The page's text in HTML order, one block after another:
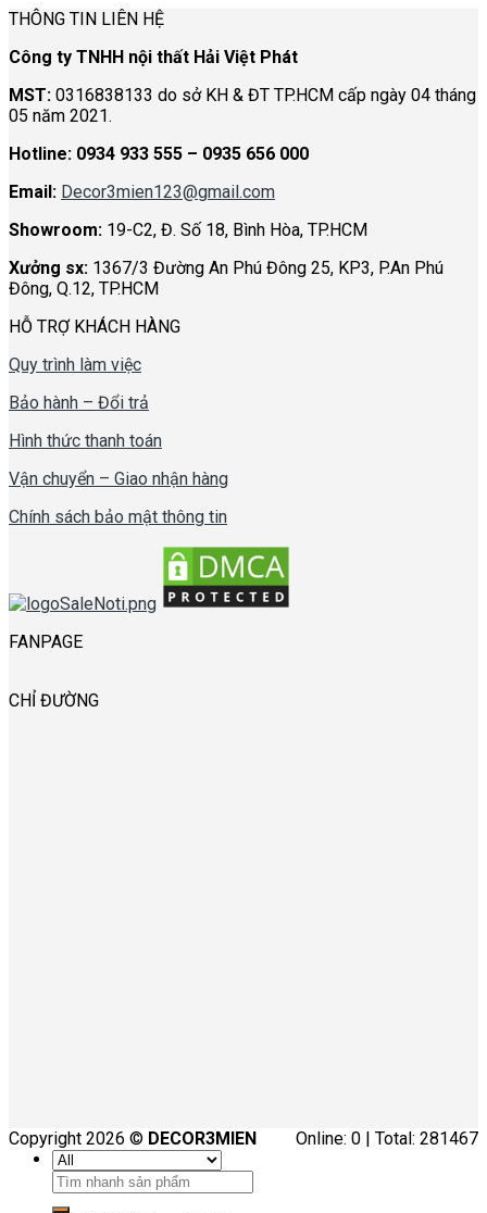
THÔNG TIN LIÊN HỆ
Công ty TNHH nội thất Hải Việt Phát
MST: 0316838133 do sở KH & ĐT TP.HCM cấp ngày 04 tháng
05 năm 2021.
Hotline: 0934 933 555 – 0935 656 000
Email: Decor3mien123@gmail.com
Showroom: 19-C2, Đ. Số 18, Bình Hòa, TP.HCM
Xưởng sx: 1367/3 Đường An Phú Đông 25, KP3, P.An Phú
Đông, Q.12, TP.HCM
HỖ TRỢ KHÁCH HÀNG
Quy trình làm việc
Bảo hành – Đổi trả
Hình thức thanh toán
Vận chuyển – Giao nhận hàng
Chính sách bảo mật thông tin
FANPAGE
CHỈ ĐƯỜNG
Online: 0 | Total: 281467
Copyright 2026 © DECOR3MIEN
Tìm